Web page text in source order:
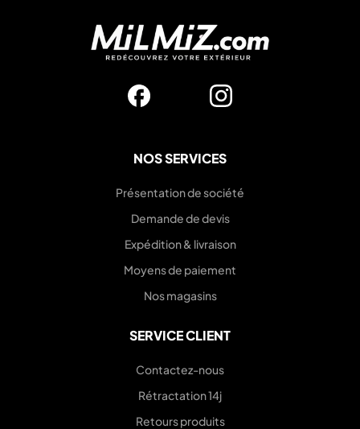
NOS SERVICES
Présentation de société
Demande de devis
Expédition & livraison
Moyens de paiement
Nos magasins
SERVICE CLIENT
Contactez-nous
Rétractation 14j
Retours produits